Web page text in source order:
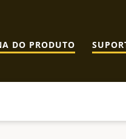
DO PRODUTO
COMPATÍVEIS